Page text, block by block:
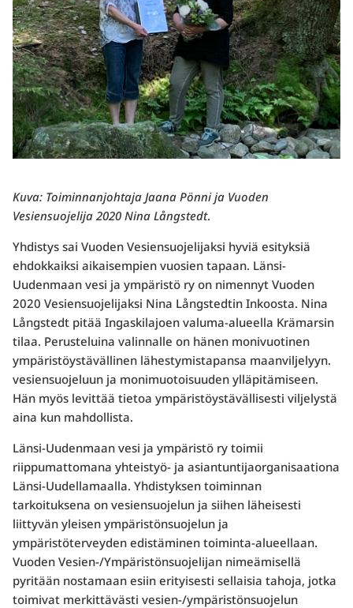
Kuva: Toiminnanjohtaja Jaana Pönni ja Vuoden
Vesiensuojelija 2020 Nina Långstedt.
Yhdistys sai Vuoden Vesiensuojelijaksi hyviä esityksiä
ehdokkaiksi aikaisempien vuosien tapaan. Länsi-
Uudenmaan vesi ja ympäristö ry on nimennyt Vuoden
2020 Vesiensuojelijaksi Nina Långstedtin Inkoosta. Nina
Långstedt pitää Ingaskilajoen valuma-alueella Krämarsin
tilaa. Perusteluina valinnalle on hänen monivuotinen
ympäristöystävällinen lähestymistapansa maanviljelyyn.
vesiensuojeluun ja monimuotoisuuden ylläpitämiseen.
Hän myös levittää tietoa ympäristöystävällisesti viljelystä
aina kun mahdollista.
Länsi-Uudenmaan vesi ja ympäristö ry toimii
riippumattomana yhteistyö- ja asiantuntijaorganisaationa
Länsi-Uudellamaalla. Yhdistyksen toiminnan
tarkoituksena on vesiensuojelun ja siihen läheisesti
liittyvän yleisen ympäristönsuojelun ja
ympäristöterveyden edistäminen toiminta-alueellaan.
Vuoden Vesien-/Ympäristönsuojelijan nimeämisellä
pyritään nostamaan esiin erityisesti sellaisia tahoja, jotka
toimivat merkittävästi vesien-/ympäristönsuojelun